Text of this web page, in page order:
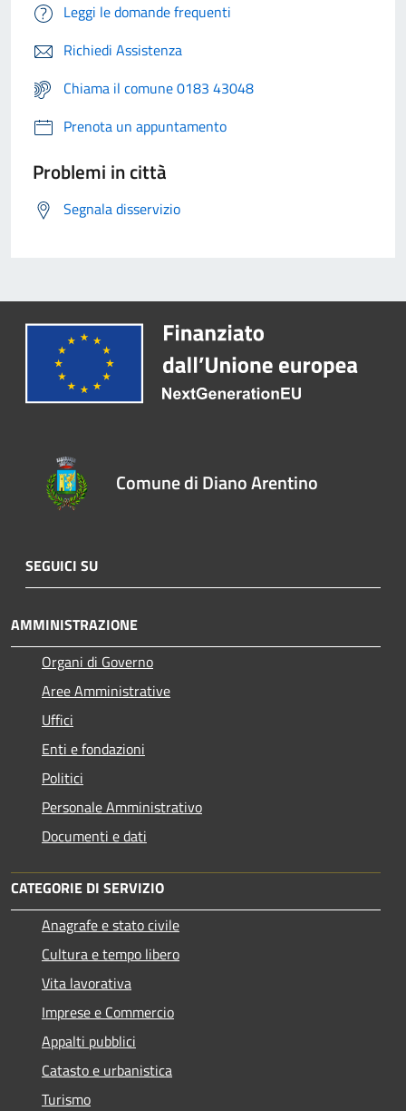
Leggi le domande frequenti
Richiedi Assistenza
Chiama il comune 0183 43048
Prenota un appuntamento
Problemi in città
Segnala disservizio
Comune di Diano Arentino
SEGUICI SU
AMMINISTRAZIONE
Organi di Governo
Aree Amministrative
Uffici
Enti e fondazioni
Politici
Personale Amministrativo
Documenti e dati
CATEGORIE DI SERVIZIO
Anagrafe e stato civile
Cultura e tempo libero
Vita lavorativa
Imprese e Commercio
Appalti pubblici
Catasto e urbanistica
Turismo